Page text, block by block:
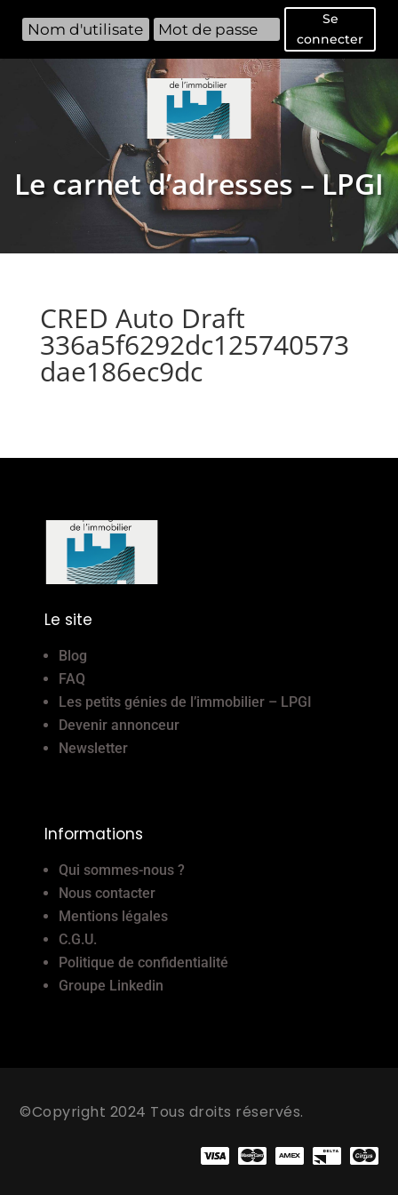
Se
connecter
Le carnet d’adresses – LPGI
CRED Auto Draft
336a5f6292dc125740573
dae186ec9dc
Le site
Blog
FAQ
Les petits génies de l’immobilier – LPGI
Devenir annonceur
Newsletter
Informations
Qui sommes-nous ?
Nous contacter
Mentions légales
C.G.U.
Politique de confidentialité
Groupe Linkedin
©Copyright 2024 Tous droits réservés.